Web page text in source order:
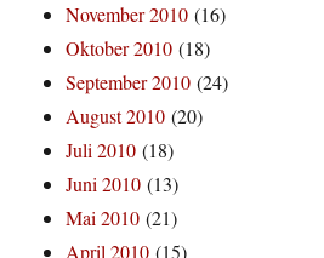
November 2010 (16)
Oktober 2010 (18)
September 2010 (24)
August 2010 (20)
Juli 2010 (18)
Juni 2010 (13)
Mai 2010 (21)
April 2010 (15)